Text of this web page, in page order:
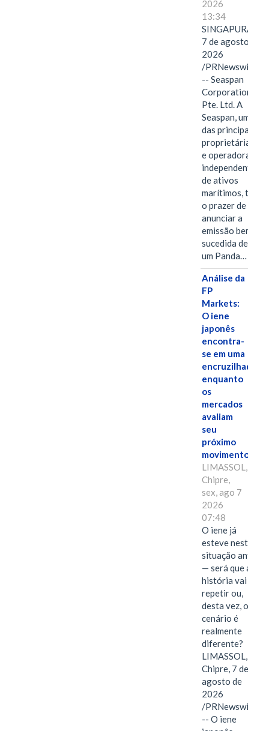
2026
13:34
SINGAPURA,
7 de agosto de
2026
/PRNewswire/
-- Seaspan
Corporation
Pte. Ltd. A
Seaspan, uma
das principais
proprietárias
e operadoras
independentes
de ativos
marítimos, tem
o prazer de
anunciar a
emissão bem-
sucedida de
um Panda…
Análise da
FP
Markets:
O iene
japonês
encontra-
se em uma
encruzilhada
enquanto
os
mercados
avaliam
seu
próximo
movimento.
LIMASSOL,
Chipre,
sex, ago 7
2026
07:48
O iene já
esteve nesta
situação antes
— será que a
história vai se
repetir ou,
desta vez, o
cenário é
realmente
diferente?
LIMASSOL,
Chipre, 7 de
agosto de
2026
/PRNewswire/
-- O iene